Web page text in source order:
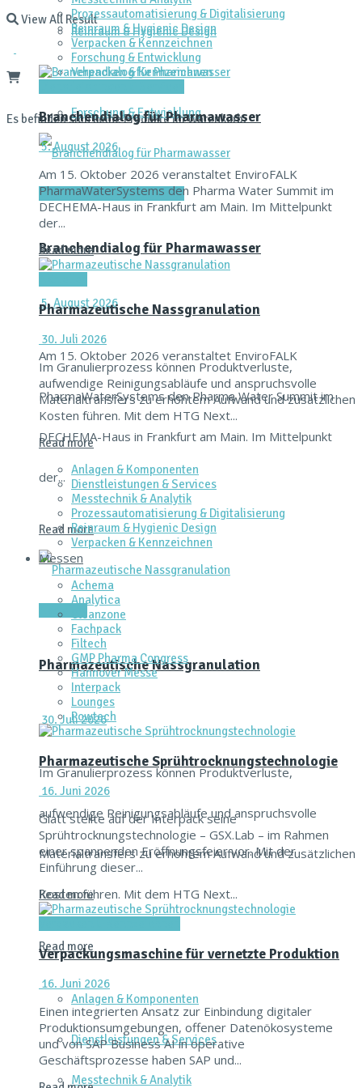
View All Result
Es befinden sich keine Produkte im Warenkorb.
Reinraum & Hygienic Design
Verpacken & Kennzeichnen
Forschung & Entwicklung
Dienstleistungen & Services
Branchendialog für Pharmawasser
5. August 2026
Am 15. Oktober 2026 veranstaltet EnviroFALK
PharmaWaterSystems den Pharma Water Summit im
DECHEMA-Haus in Frankfurt am Main. Im Mittelpunkt
der...
Read more
Aktuelles
Pharmazeutische Nassgranulation
30. Juli 2026
Im Granulierprozess können Produktverluste,
aufwendige Reinigungsabläufe und anspruchsvolle
Materialtransfers zu erhöhtem Aufwand und zusätzlichen
Kosten führen. Mit dem HTG Next...
Read more
Anlagen & Komponenten
Dienstleistungen & Services
Messtechnik & Analytik
Prozessautomatisierung & Digitalisierung
Reinraum & Hygienic Design
Verpacken & Kennzeichnen
Forschung & Entwicklung
Branchendialog für Pharmawasser
5. August 2026
Am 15. Oktober 2026 veranstaltet EnviroFALK
PharmaWaterSystems den Pharma Water Summit im
DECHEMA-Haus in Frankfurt am Main. Im Mittelpunkt
der...
Read more
Pharmazeutische Nassgranulation
30. Juli 2026
Im Granulierprozess können Produktverluste,
aufwendige Reinigungsabläufe und anspruchsvolle
Materialtransfers zu erhöhtem Aufwand und zusätzlichen
Kosten führen. Mit dem HTG Next...
Read more
Anlagen & Komponenten
Dienstleistungen & Services
Messtechnik & Analytik
Prozessautomatisierung & Digitalisierung
Reinraum & Hygienic Design
Verpacken & Kennzeichnen
Messen
Achema
Analytica
Cleanzone
Fachpack
Filtech
GMP Pharma Congress
Hannover Messe
Interpack
Lounges
Powtech
Pharmazeutische Sprühtrocknungstechnologie
16. Juni 2026
Glatt stellte auf der Interpack seine
Sprühtrocknungstechnologie – GSX.Lab – im Rahmen
einer spannenden Eröffnungsfeier vor. Mit der
Einführung dieser...
Read more
Verpackungsmaschine für vernetzte Produktion
16. Juni 2026
Einen integrierten Ansatz zur Einbindung digitaler
Produktionsumgebungen, offener Datenökosysteme
und von SAP Business AI in operative
Geschäftsprozesse haben SAP und...